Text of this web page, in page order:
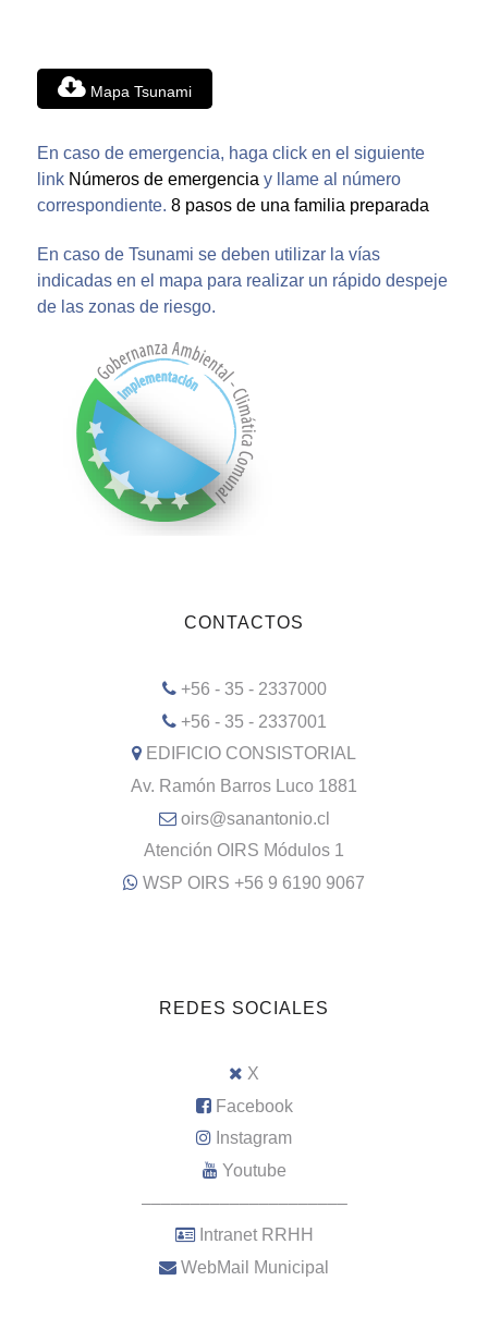
Mapa Tsunami
En caso de emergencia, haga click en el siguiente
link Números de emergencia y llame al número
correspondiente. 8 pasos de una familia preparada
En caso de Tsunami se deben utilizar la vías
indicadas en el mapa para realizar un rápido despeje
de las zonas de riesgo.
CONTACTOS
+56 - 35 - 2337000
+56 - 35 - 2337001
EDIFICIO CONSISTORIAL
Av. Ramón Barros Luco 1881
oirs@sanantonio.cl
Atención OIRS Módulos 1
WSP OIRS +56 9 6190 9067
REDES SOCIALES
X
Facebook
Instagram
Youtube
–––––––––––––––––––––
Intranet RRHH
WebMail Municipal